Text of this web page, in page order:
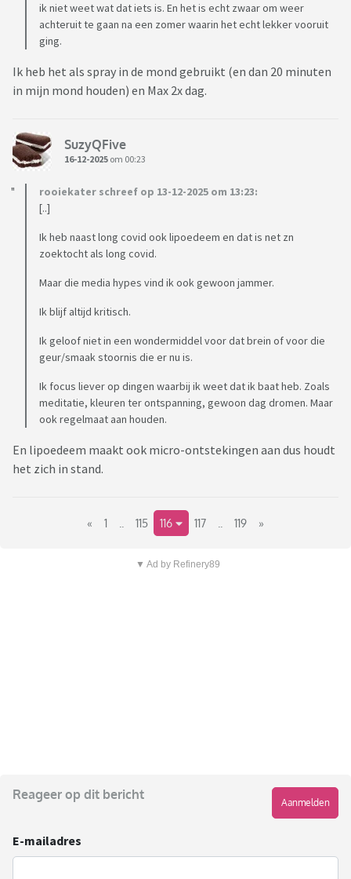
ik niet weet wat dat iets is. En het is echt zwaar om weer
achteruit te gaan na een zomer waarin het echt lekker vooruit
ging.
Ik heb het als spray in de mond gebruikt (en dan 20 minuten
in mijn mond houden) en Max 2x dag.
SuzyQFive
16-12-2025 om 00:23
rooiekater schreef op 13-12-2025 om 13:23:
[..]
Ik heb naast long covid ook lipoedeem en dat is net zn
zoektocht als long covid.
Maar die media hypes vind ik ook gewoon jammer.
Ik blijf altijd kritisch.
Ik geloof niet in een wondermiddel voor dat brein of voor die
geur/smaak stoornis die er nu is.
Ik focus liever op dingen waarbij ik weet dat ik baat heb. Zoals
meditatie, kleuren ter ontspanning, gewoon dag dromen. Maar
ook regelmaat aan houden.
En lipoedeem maakt ook micro-ontstekingen aan dus houdt
het zich in stand.
« 1 115 116 117 119 »
▼ Ad by Refinery89
Reageer op dit bericht
Aanmelden
E-mailadres